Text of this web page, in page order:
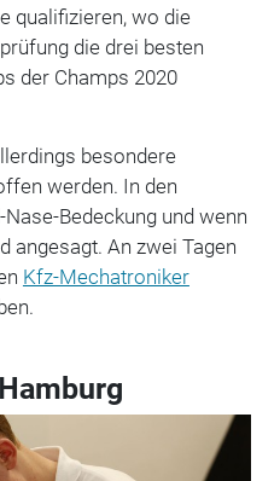
qualifizieren, wo die
die drei besten
der Champs 2020
besondere
werden. In den
Bedeckung und wenn
angesagt. An zwei Tagen
Kfz-Mechatroniker